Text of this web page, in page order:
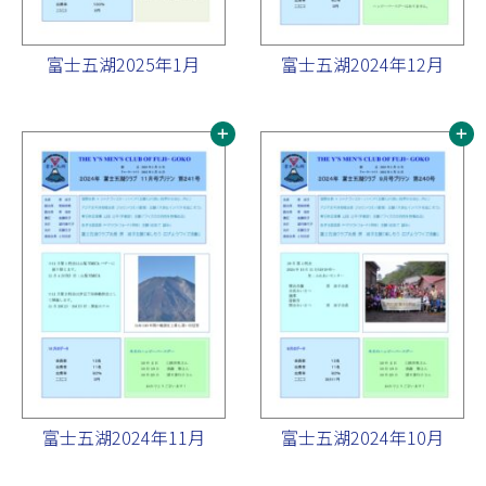
富士五湖2025年1月 富士五湖2024年12月
富士五湖2024年11月 富士五湖2024年10月